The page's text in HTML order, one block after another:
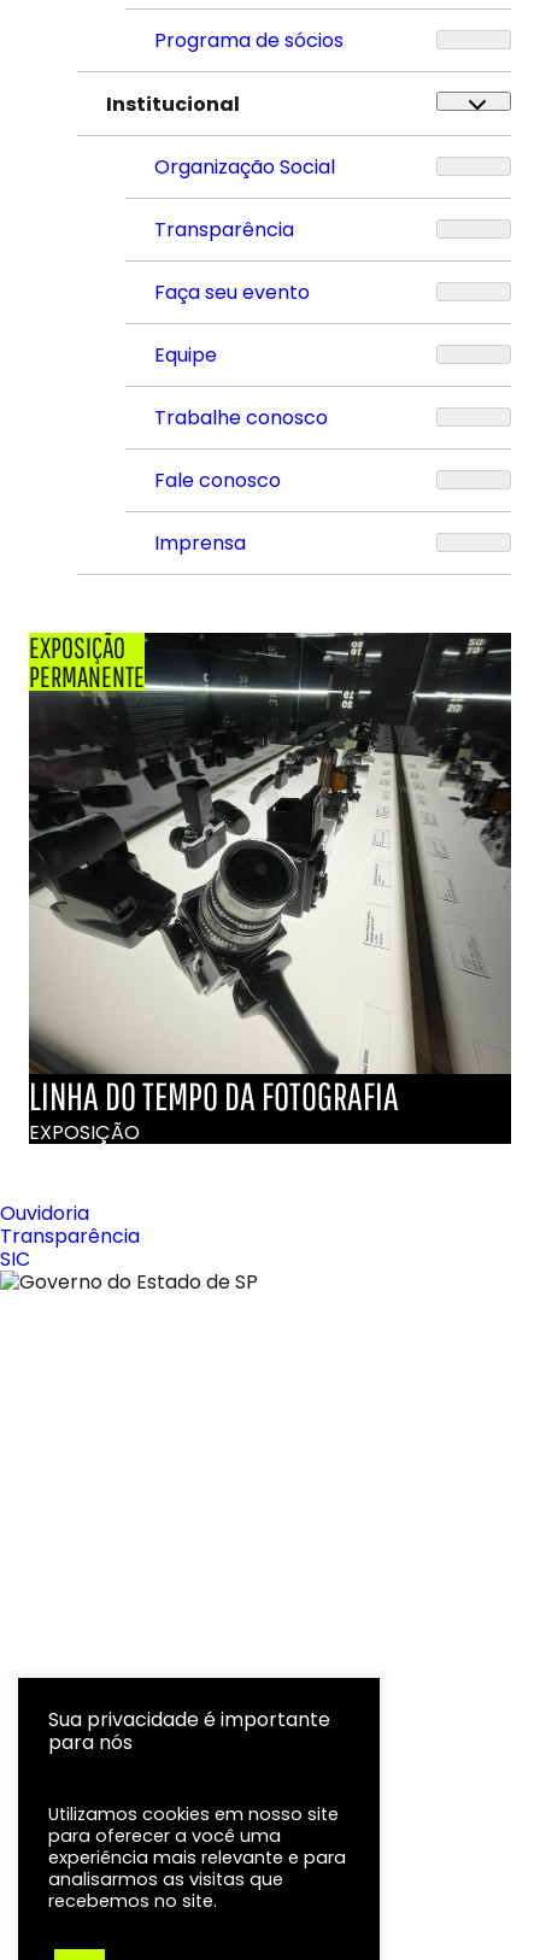
Programa de sócios
Institucional
Organização Social
Transparência
Faça seu evento
Equipe
Trabalhe conosco
Fale conosco
Imprensa
EXPOSIÇÃO
PERMANENTE
LINHA DO TEMPO DA FOTOGRAFIA
EXPOSIÇÃO
Ouvidoria
Transparência
SIC
Sua privacidade é importante
para nós
Utilizamos cookies em nosso site
para oferecer a você uma
experiência mais relevante e para
analisarmos as visitas que
recebemos no site.